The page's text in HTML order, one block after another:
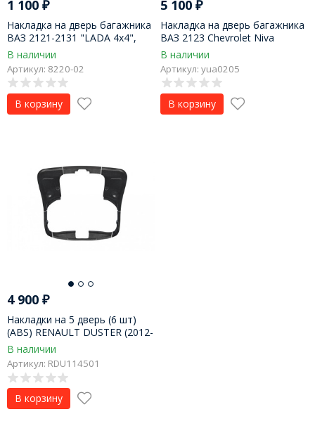
1 100 ₽
Накладка на дверь багажника
ВАЗ 2121-2131 "LADA 4х4",
LADA Niva Legend, Urban
В наличии
Артикул: 8220-02
В корзину
5 100₽
Накладка на дверь багажника
ВАЗ 2123 Chevrolet Niva
(сапёрная лопатка+топорик)
В наличии
Артикул: yua0205
В корзину
4 900 ₽
Накладки на 5 дверь (6 шт)
(ABS) RENAULT DUSTER (2012-
2020)
В наличии
Артикул: RDU114501
В корзину